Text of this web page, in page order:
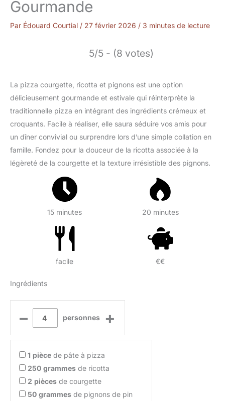
Gourmande
Par Édouard Courtial / 27 février 2026 / 3 minutes de lecture
5/5 - (8 votes)
La pizza courgette, ricotta et pignons est une option
délicieusement gourmande et estivale qui réinterprète la
traditionnelle pizza en intégrant des ingrédients crémeux et
croquants. Facile à réaliser, elle saura séduire vos amis pour
un dîner convivial ou surprendre lors d’une simple collation en
famille. Fondez pour la douceur de la ricotta associée à la
légèreté de la courgette et la texture irrésistible des pignons.
15 minutes 20 minutes
facile €€
Ingrédients
– personnes +
1 pièce de pâte à pizza
250 grammes de ricotta
2 pièces de courgette
50 grammes de pignons de pin